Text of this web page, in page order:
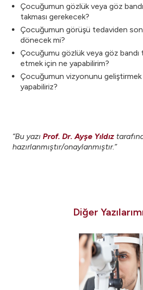
Çocuğumun gözlük veya göz
takması gerekecek?
Çocuğumun görüşü tedaviden
dönecek mi?
Çocuğumu gözlük veya göz bandı
etmek için ne yapabilirim?
Çocuğumun vizyonunu
yapabiliriz?
“Bu yazı Prof. Dr. Ayşe Yıldız
hazırlanmıştır/onaylanmıştır.”
Diğer